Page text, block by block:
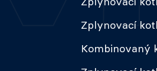
Zplynovací
Kombinovaný